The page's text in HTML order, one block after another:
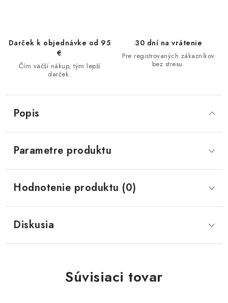
Darček k objednávke od 95
€
Čím väčší nákup, tým lepší
darček.
30 dní na vrátenie
Pre registrovaných zákazníkov
bez stresu.
Popis
Parametre produktu
Hodnotenie produktu (0)
Diskusia
Súvisiaci tovar